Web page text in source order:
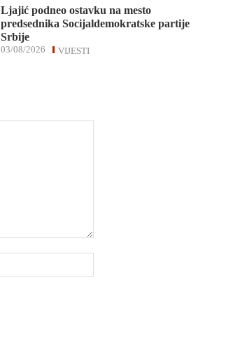
Ljajić podneo ostavku na mesto
predsednika Socijaldemokratske partije
Srbije
VIJESTI
03/08/2026